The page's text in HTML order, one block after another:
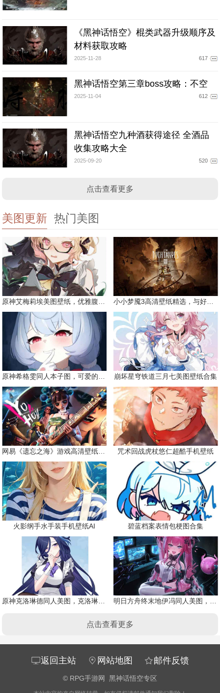
《黑神话悟空》棍类武器升级顺序及
材料获取攻略
2025-11-28 617
黑神话悟空第三章boss攻略：不空
2025-11-04 612
黑神话悟空九种酒获得途径 全酒品
收集攻略大全
2025-09-20 520
点击查看更多
美图更新 热门美图
小小梦魇3高清壁纸精选，与好友一同面对恐惧
崩坏星穹铁道三月七美图壁纸合集
咒术回战虎杖悠仁超酷手机壁纸
火影纲手水手装手机壁纸AI 碧蓝档案表情包梗图合集
点击查看更多
返回主站 网站地图 邮件反馈
© RPG手游网 黑神话悟空专区